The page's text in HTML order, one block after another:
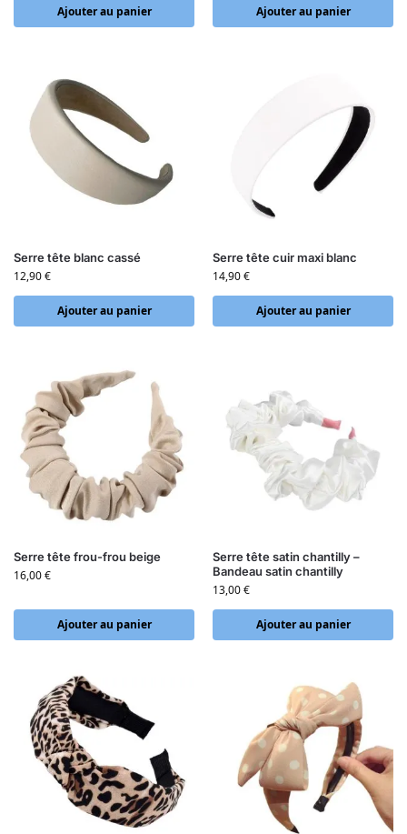
Ajouter au panier Ajouter au panier
Serre tête blanc cassé
12,90€
Ajouter au panier
Serre tête cuir maxi blanc
14,90€
Ajouter au panier
Serre tête frou-frou beige
16,00€
Ajouter au panier
Serre tête satin chantilly –
Bandeau satin chantilly
13,00€
Ajouter au panier